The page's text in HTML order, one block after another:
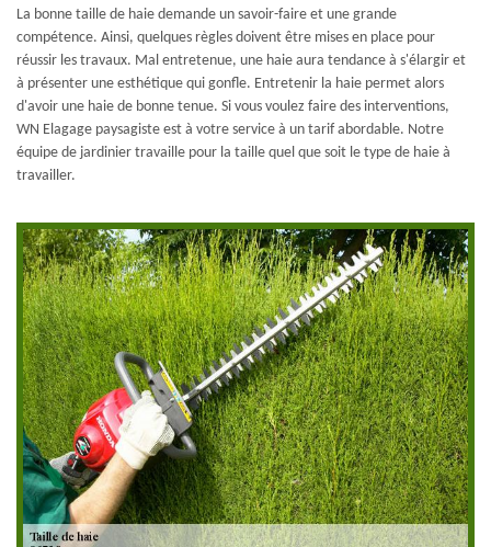
La bonne taille de haie demande un savoir-faire et une grande
compétence. Ainsi, quelques règles doivent être mises en place pour
réussir les travaux. Mal entretenue, une haie aura tendance à s'élargir et
à présenter une esthétique qui gonfle. Entretenir la haie permet alors
d'avoir une haie de bonne tenue. Si vous voulez faire des interventions,
WN Elagage paysagiste est à votre service à un tarif abordable. Notre
équipe de jardinier travaille pour la taille quel que soit le type de haie à
travailler.